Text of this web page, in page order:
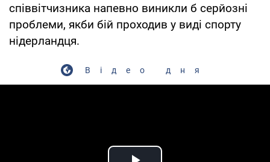
співвітчизника напевно виникли б серйозні
проблеми, якби бій проходив у виді спорту
нідерландця.
Відео дня